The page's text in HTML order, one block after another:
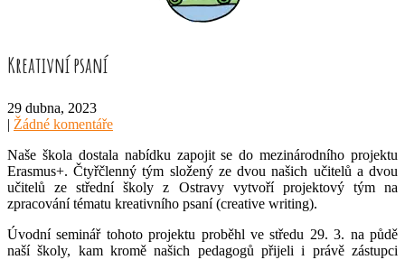
Kreativní psaní
29 dubna, 2023
| Žádné komentáře
Naše škola dostala nabídku zapojit se do mezinárodního projektu
Erasmus+. Čtyřčlenný tým složený ze dvou našich učitelů a dvou
učitelů ze střední školy z Ostravy vytvoří projektový tým na
zpracování tématu kreativního psaní (creative writing).
Úvodní seminář tohoto projektu proběhl ve středu 29. 3. na půdě
naší školy, kam kromě našich pedagogů přijeli i právě zástupci